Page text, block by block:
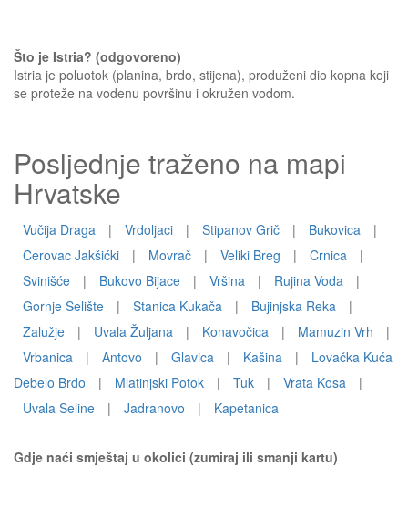
Što je Istria? (odgovoreno)
Istria je poluotok (planina, brdo, stijena), produženi dio kopna koji
se proteže na vodenu površinu i okružen vodom.
Posljednje traženo na mapi
Hrvatske
Vučija Draga | Vrdoljaci | Stipanov Grič | Bukovica
|
Cerovac Jakšićki
| Movrač | Veliki Breg | Crnica
|
Svinišće
| Bukovo Bijace | Vršina | Rujina Voda
|
Gornje Selište
| Stanica Kukača | Bujinjska Reka
|
Zalužje
| Uvala Žuljana | Konavočica | Mamuzin Vrh
|
Vrbanica
| Antovo | Glavica | Kašina |
Lovačka Kuća
Debelo Brdo
| Mlatinjski Potok | Tuk | Vrata Kosa
|
Uvala Seline
| Jadranovo | Kapetanica
Gdje naći smještaj u okolici (zumiraj ili smanji kartu)